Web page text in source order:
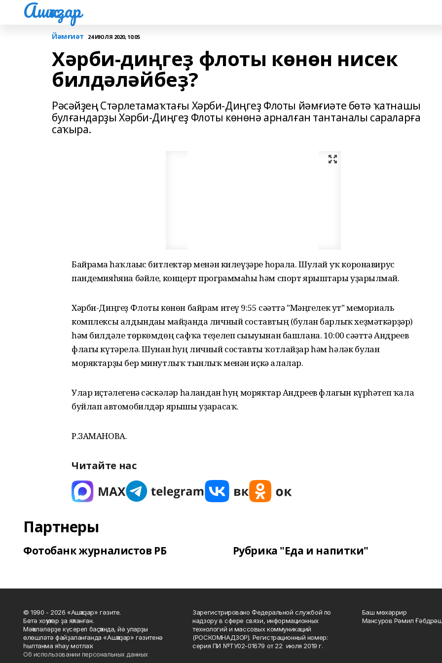
Ашҡаҙар
Йәмғиәт 24 ИЮЛЯ 2020, 10:05
Хәрби-диңгеҙ флоты көнөн нисек
билдәләйбеҙ?
Рәсәйҙең Стәрлетамаҡтағы Хәрби-Диңгеҙ Флоты йәмғиәте бөтә ҡатнашы
булғандарҙы Хәрби-Диңгеҙ Флоты көнөнә арналған тантаналы сараларға
саҡыра.
Байрамға һаҡлағыс битлектәр менән килеүҙәре һорала. Шулай уҡ коронавирус
пандемияһяна бәйле, концерт программаһы һәм спорт ярыштары уҙғарылмай.
Хәрби-Диңгеҙ Флоты көнөн байрам итеү 9:55 сәғәттә "Мәңгелек ут" мемориаль
комплексы алдындағы майҙанда личный составтың (булған барлыҡ хеҙмәткәрҙәр)
һәм билдәле төркөмдөң сафҡа теҙелеп сығыуынан башлана. 10:00 сәғәттә Андреев
флагы күтәрелә. Шунан һуң личный составты ҡотлайҙар һәм һәләк булған
моряктарҙы бер минутлыҡ тынлыҡ менән иҫкә алалар.
Улар иҫтәлегенә сәскәләр һалғандан һуң моряктар Андреев флагын күрһәтеп ҡала
буйлап автомобилдәр ярышы уҙғарасаҡ.
Р.ЗАМАНОВА.
Читайте нас
Партнеры
Фотобанк журналистов РБ Рубрика "Еда и напитки"
© 1990 - 2026 «Ашҡаҙар» гәзите.
Бөтә хоҡуҡтар ҙа яҡланған.
Мәҡәләләрҙе күсереп баҫҡанда, йә уларҙы
өлөшләтә файҙаланғанда «Ашҡаҙар» гәзитенә
һылтанма яһау мотлаҡ.
Об использовании персональных данных
Зарегистрировано Федеральной службой по
надзору в сфере связи, информационных
технологий и массовых коммуникаций
(РОСКОМНАДЗОР). Регистрационный номер:
серия ПИ №ТУ02-01679 от 22 июля 2019 г.
Баш мөхәррир
Мансуров Рәмил